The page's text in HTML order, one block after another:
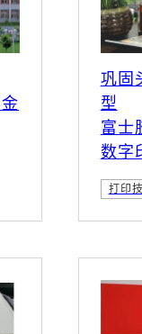
巩固
型
富士
数字
打印